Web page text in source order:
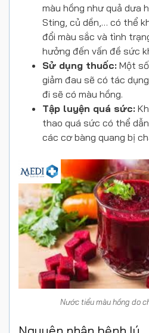
màu hồng như quả dưa
Sting, củ dền,… có thể
đổi màu sắc và tình
hưởng đến vấn đề sức
Sử dụng thuốc: Một
giảm đau sẽ có tác
đi sẽ có màu hồng.
Tập luyện quá sức:
thao quá sức có thể
các cơ bàng quang bị
Nước tiểu màu hồng do